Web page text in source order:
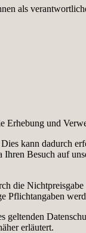
als
und
kann dadurch
Besuch auf
die
Pflichtangaben
erläutert.